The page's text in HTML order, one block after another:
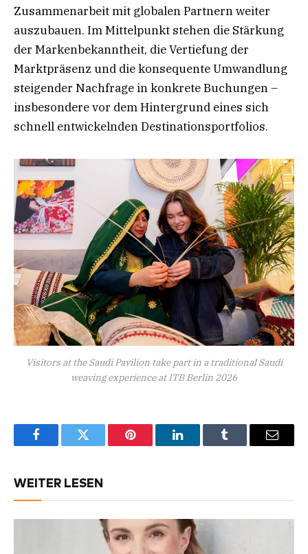
Zusammenarbeit mit globalen Partnern weiter
auszubauen. Im Mittelpunkt stehen die Stärkung
der Markenbekanntheit, die Vertiefung der
Marktpräsenz und die konsequente Umwandlung
steigender Nachfrage in konkrete Buchungen –
insbesondere vor dem Hintergrund eines sich
schnell entwickelnden Destinationsportfolios.
Visitors at the Saudi Pavilion take part in a traditional Saudi
weaving experience at ITB Berlin 2026
FacebookTwitter Pinterest LinkedInTumblr Email
WEITER LESEN